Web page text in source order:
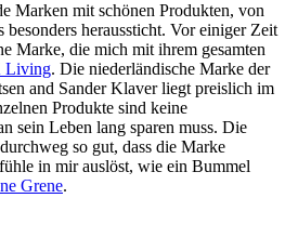
Marken mit schönen Produkten, von
besonders heraussticht. Vor einiger Zeit
Marke, die mich mit ihrem gesamten
Living. Die niederländische Marke der
and Sander Klaver liegt preislich im
Produkte sind keine
sein Leben lang sparen muss. Die
so gut, dass die Marke
in mir auslöst, wie ein Bummel
Grene.